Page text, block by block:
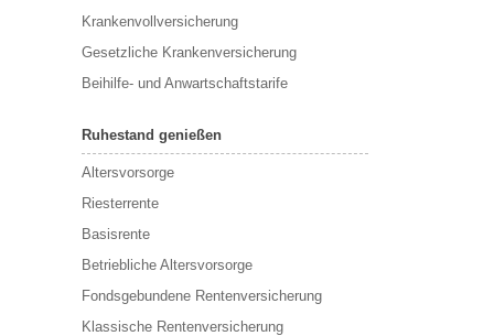
Krankenvollversicherung
Gesetzliche Krankenversicherung
Beihilfe- und Anwartschaftstarife
Ruhestand genießen
Altersvorsorge
Riesterrente
Basisrente
Betriebliche Altersvorsorge
Fondsgebundene Rentenversicherung
Klassische Rentenversicherung